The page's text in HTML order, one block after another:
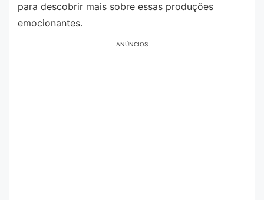
para descobrir mais sobre essas produções
emocionantes.
ANÚNCIOS